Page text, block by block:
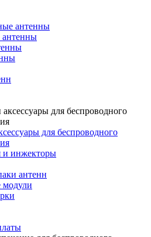
антенны
для беспроводного
и инжекторы
антенн